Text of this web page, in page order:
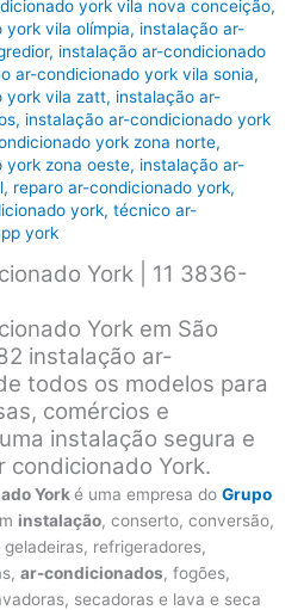
york vila nova conceição,
york vila olímpia, instalação ar-
, instalação ar-condicionado
ar-condicionado york vila sonia,
york vila zatt, instalação ar-
, instalação ar-condicionado york
york zona norte,
york zona oeste, instalação ar-
, reparo ar-condicionado york,
york,técnico ar-
york
York | 11 3836-
York em São
instalação ar-
todos os modelos para
comércios e
instalação segura e
condicionado York.
Yorké uma empresa doGrupo
instalação, conserto, conversão,
refrigeradores,
ar-condicionados, fogões,
secadoras e lava e seca